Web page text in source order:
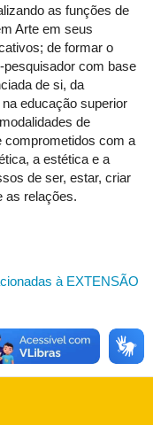
as funções de
Arte em seus
de formar o
com base
de si, da
educação superior
de
comprometidos com a
a estética e a
de ser, estar, criar
as relações.
à EXTENSÃO